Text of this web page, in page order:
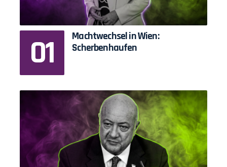
Machtwechsel in Wien:
Scherbenhaufen